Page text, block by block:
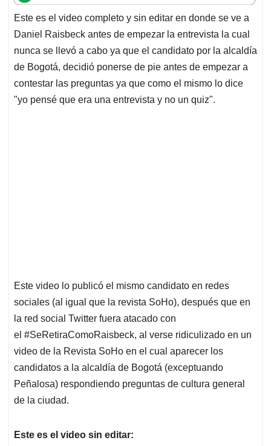
t
s
A
p
p
e
b
o
o
k
k
e
d
I
n
i
l
e
a
d
s
Este es el video completo y sin editar en donde se ve a
Daniel Raisbeck antes de empezar la entrevista la cual
nunca se llevó a cabo ya que el candidato por la alcaldía
de Bogotá, decidió ponerse de pie antes de empezar a
contestar las preguntas ya que como el mismo lo dice
"yo pensé que era una entrevista y no un quiz".
Este video lo publicó el mismo candidato en redes
sociales (al igual que la revista SoHo), después que en
la red social Twitter fuera atacado con
el #SeRetiraComoRaisbeck, al verse ridiculizado en un
video de la Revista SoHo en el cual aparecer los
candidatos a la alcaldía de Bogotá (exceptuando
Peñalosa) respondiendo preguntas de cultura general
de la ciudad.
Este es el video sin editar: